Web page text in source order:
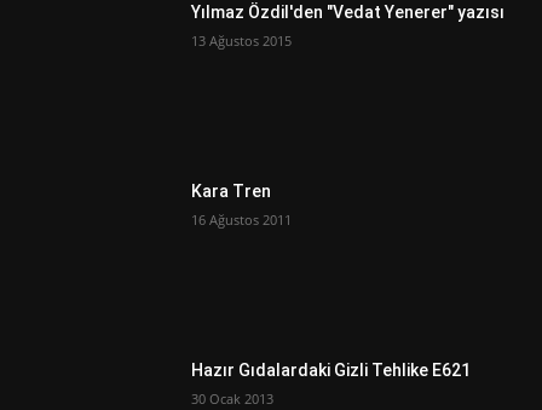
Yılmaz Özdil'den "Vedat Yenerer" yazısı
13 Ağustos 2015
Kara Tren
16 Ağustos 2011
Hazır Gıdalardaki Gizli Tehlike E621
30 Ocak 2013